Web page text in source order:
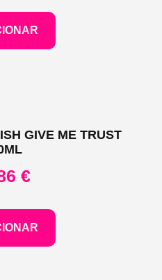
GIVE ME TRUST
€